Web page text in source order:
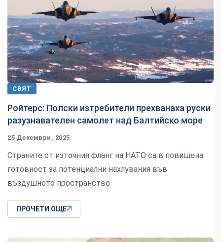
СВЯТ
Ройтерс: Полски изтребители прехванаха руски
разузнавателен самолет над Балтийско море
25 Декември, 2025
Страните от източния фланг на НАТО са в повишена
готовност за потенциални нахлувания във
въздушното пространство
ПРОЧЕТИ ОЩЕ